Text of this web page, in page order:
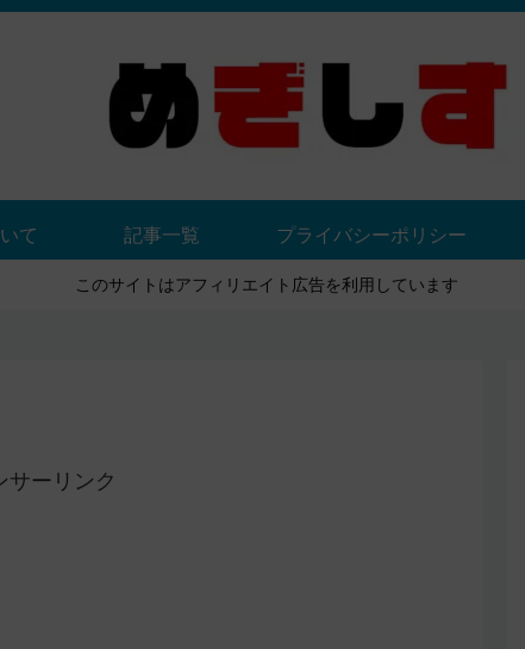
て 記事一覧 プライバシーポリシー
このサイトはアフィリエイト広告を利用しています
サーリンク